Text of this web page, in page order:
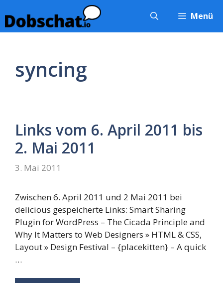
Inhalt
springen
Menü
syncing
Links vom 6. April 2011 bis
2. Mai 2011
3. Mai 2011
Zwischen 6. April 2011 und 2 Mai 2011 bei
delicious gespeicherte Links: Smart Sharing
Plugin for WordPress – The Cicada Principle and
Why It Matters to Web Designers » HTML & CSS,
Layout » Design Festival – {placekitten} – A quick
…